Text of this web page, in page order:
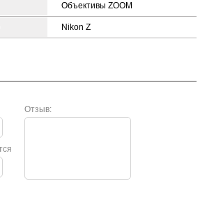
Объективы ZOOM
Nikon Z
Отзыв: